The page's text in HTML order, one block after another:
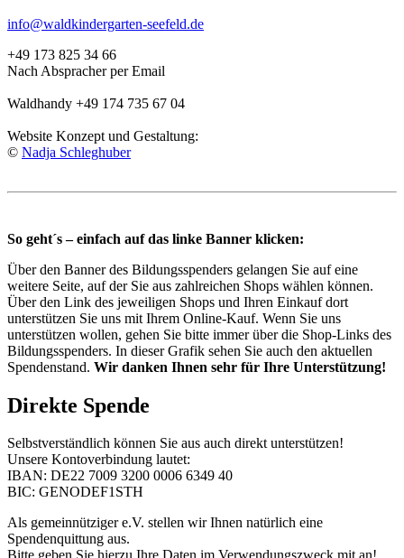
info@waldkindergarten-seefeld.de
+49 173 825 34 66
Nach Abspracher per Email
Waldhandy +49 174 735 67 04
Website Konzept und Gestaltung:
© Nadja Schleghuber
So geht´s – einfach auf das linke Banner klicken:
Über den Banner des Bildungsspenders gelangen Sie auf eine
weitere Seite, auf der Sie aus zahlreichen Shops wählen können.
Über den Link des jeweiligen Shops und Ihren Einkauf dort
unterstützen Sie uns mit Ihrem Online-Kauf. Wenn Sie uns
unterstützen wollen, gehen Sie bitte immer über die Shop-Links des
Bildungsspenders. In dieser Grafik sehen Sie auch den aktuellen
Spendenstand. Wir danken Ihnen sehr für Ihre Unterstützung!
Direkte Spende
Selbstverständlich können Sie aus auch direkt unterstützen!
Unsere Kontoverbindung lautet:
IBAN: DE22 7009 3200 0006 6349 40
BIC: GENODEF1STH
Als gemeinnütziger e.V. stellen wir Ihnen natürlich eine
Spendenquittung aus.